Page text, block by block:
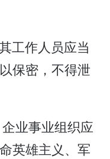
工作人员应当
保密，不得泄
业事业组织应
英雄主义、军